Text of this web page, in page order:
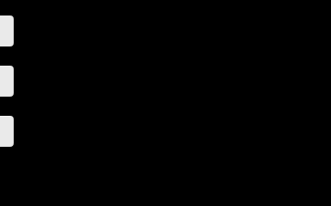
:*
:*
: